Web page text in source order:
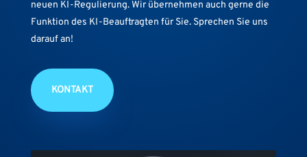
neuen KI-Regulierung. Wir übernehmen auch gerne die
Funktion des KI-Beauftragten für Sie. Sprechen Sie uns
darauf an!
KONTAKT